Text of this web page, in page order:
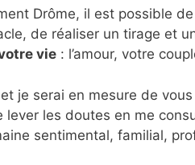
Drôme, il est possible
de réaliser un tirage et
vie : l’amour, votre
je serai en mesure de
les doutes en me
sentimental, familial,